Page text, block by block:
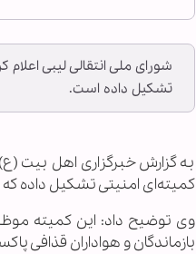
شورای ملی انتقالی لیبی
تشکیل داده است.
به گزارش خبرگزاری اهل بیت (ع)
کمیته‌ای امنیتی تشکیل داده
وی توضیح داد: این کمیته
بازماندگان و هواداران قذافی